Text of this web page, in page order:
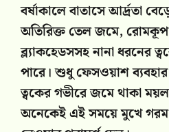
বর্ষাকালে বাতাসে আর্দ্রতা
অতিরিক্ত তেল জমে, রোমকূপ
ব্ল্যাকহেডসসহ নানা ধরনের
পারে। শুধু ফেসওয়াশ
ত্বকের গভীরে জমে থাকা
অনেকেই এই সময়ে মুখে গরম